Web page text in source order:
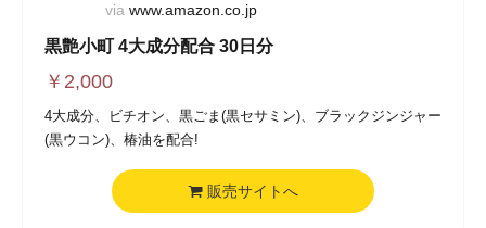
via www.amazon.co.jp
黒艶小町 4大成分配合 30日分
￥ 2,000
4大成分、ビチオン、黒ごま(黒セサミン)、ブラックジンジャー
(黒ウコン)、椿油を配合!
販売サイトへ